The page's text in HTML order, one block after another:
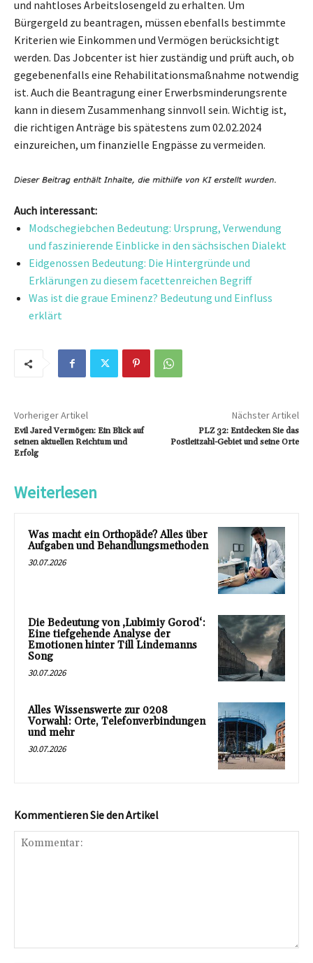
und nahtloses Arbeitslosengeld zu erhalten. Um
Bürgergeld zu beantragen, müssen ebenfalls bestimmte
Kriterien wie Einkommen und Vermögen berücksichtigt
werden. Das Jobcenter ist hier zuständig und prüft auch, ob
gegebenenfalls eine Rehabilitationsmaßnahme notwendig
ist. Auch die Beantragung einer Erwerbsminderungsrente
kann in diesem Zusammenhang sinnvoll sein. Wichtig ist,
die richtigen Anträge bis spätestens zum 02.02.2024
einzureichen, um finanzielle Engpässe zu vermeiden.
Auch interessant:
Modschegiebchen Bedeutung: Ursprung, Verwendung
und faszinierende Einblicke in den sächsischen Dialekt
Eidgenossen Bedeutung: Die Hintergründe und
Erklärungen zu diesem facettenreichen Begriff
Was ist die graue Eminenz? Bedeutung und Einfluss
erklärt
Vorheriger Artikel
Evil Jared Vermögen: Ein Blick auf
seinen aktuellen Reichtum und
Erfolg
Nächster Artikel
PLZ 32: Entdecken Sie das
Postleitzahl-Gebiet und seine Orte
Weiterlesen
Was macht ein Orthopäde? Alles über
Aufgaben und Behandlungsmethoden
30.07.2026
Die Bedeutung von ‚Lubimiy Gorod‘:
Eine tiefgehende Analyse der
Emotionen hinter Till Lindemanns
Song
30.07.2026
Alles Wissenswerte zur 0208
Vorwahl: Orte, Telefonverbindungen
und mehr
30.07.2026
Kommentieren Sie den Artikel